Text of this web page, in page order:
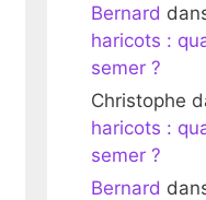
Bernard
haricots :
semer ?
Christophe
haricots :
semer ?
Bernard